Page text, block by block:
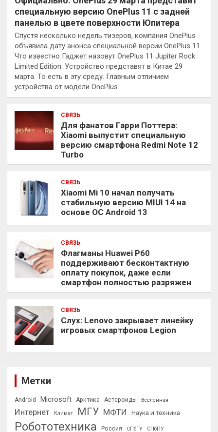
специальную версию OnePlus 11 с задней
панелью в цвете поверхности Юпитера
Спустя несколько недель тизеров, компания OnePlus
объявила дату анонса специальной версии OnePlus 11.
Что известно Гаджет назовут OnePlus 11 Jupiter Rock
Limited Edition. Устройство представят в Китае 29
марта. То есть в эту среду. Главным отличием
устройства от модели OnePlus…
СВЯЗЬ
Для фанатов Гарри Поттера:
Xiaomi выпустит специальную
версию смартфона Redmi Note 12
Turbo
СВЯЗЬ
Xiaomi Mi 10 начал получать
стабильную версию MIUI 14 на
основе ОС Android 13
СВЯЗЬ
Флагманы Huawei P60
поддерживают бесконтактную
оплату покупок, даже если
смартфон полностью разряжен
СВЯЗЬ
Слух: Lenovo закрывает линейку
игровых смартфонов Legion
Метки
Android Microsoft Арктика Астероиды Вселенная
Интернет Климат МГУ МФТИ Наука и техника
Робототехника Россия СПбГУ СПбПУ